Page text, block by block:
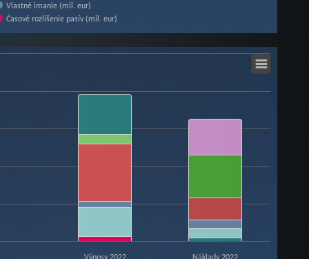
Vlastné imanie (mil. eur)
Časové rozlíšenie pasív (mil. eur)